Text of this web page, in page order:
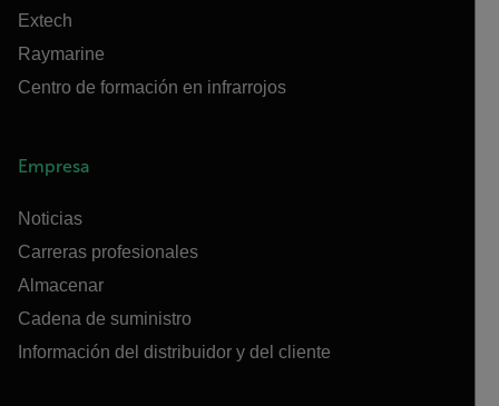
Extech
Raymarine
Centro de formación en infrarrojos
Empresa
Noticias
Carreras profesionales
Almacenar
Cadena de suministro
Información del distribuidor y del cliente